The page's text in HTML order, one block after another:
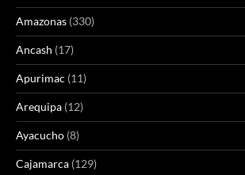
Amazonas (330)
Ancash (17)
Apurimac (11)
Arequipa (12)
Ayacucho (8)
Cajamarca (129)